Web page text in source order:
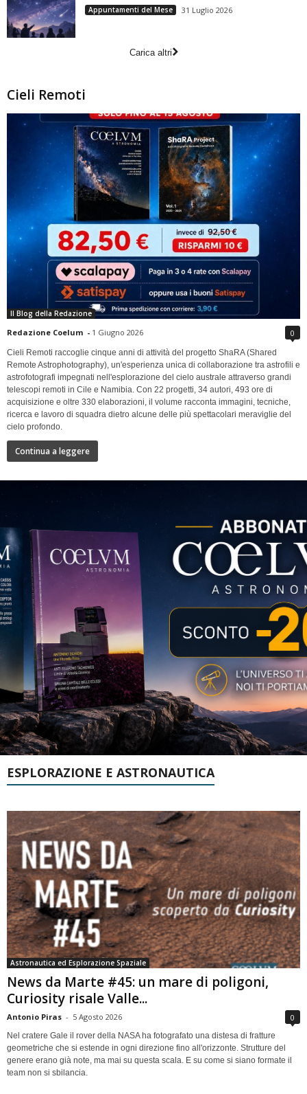
Appuntamenti del Mese 31 Luglio 2026
Carica altri
Cieli Remoti
Il Blog della Redazione
Redazione Coelum - 1 Giugno 2026 0
Cieli Remoti raccoglie cinque anni di attività del progetto ShaRA (Shared
Remote Astrophotography), un'esperienza unica di collaborazione tra astrofili e
astrofotografi impegnati nell'esplorazione del cielo australe attraverso grandi
telescopi remoti in Cile e Namibia. Con 22 progetti, 34 autori, 493 ore di
acquisizione e oltre 330 elaborazioni, il volume racconta immagini, tecniche,
ricerca e lavoro di squadra dietro alcune delle più spettacolari meraviglie del
cielo profondo.
Continua a leggere
ESPLORAZIONE E ASTRONAUTICA
Astronautica ed Esplorazione Spaziale
News da Marte #45: un mare di poligoni,
Curiosity risale Valle...
Antonio Piras - 5 Agosto 2026 0
Nel cratere Gale il rover della NASA ha fotografato una distesa di fratture
geometriche che si estende in ogni direzione fino all'orizzonte. Strutture del
genere erano già note, ma mai su questa scala. E su come si siano formate il
team non si sbilancia.